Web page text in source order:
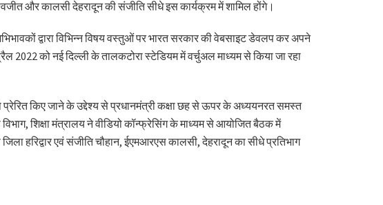
और कालसी देहरादून की संजीति सीधे इस कार्यक्रम में शामिल होंगे।
द्वारा विभिन्न विषय वस्तुओं पर भारत सरकार की वेबसाइट डेवलप कर अपने
2022 को नई दिल्ली के तालकटोरा स्टेडियम में वर्चुअल माध्यम से किया जा रहा
किए जाने के उद्देश्य से प्रधानमंत्री कक्षा छह से ऊपर के अध्ययनरत समस्त
शिक्षा मंत्रालय ने वीडियो कॉन्फ्रेसिंग के माध्यम से आयोजित बैठक में
हरिद्वार एवं संजीति चौहान, ईएमआरएस कालसी, देहरादून का सीधे प्रतिभाग